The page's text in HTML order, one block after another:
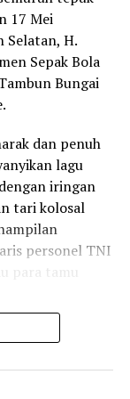
Partai Politik,
Widiyatmoko
sembilan
Rp7.500
Legislatif
0
17 Mei
Selatan, H.
Sepak Bola
Bungai
dan penuh
lagu
iringan
tari kolosal
personel TNI
para tamu
turnamen
harapan